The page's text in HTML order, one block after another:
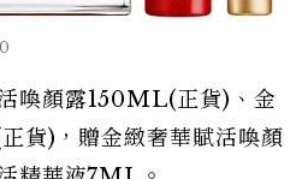
喚顏露150ML(正貨)、金
貨)，贈金緻奢華賦活喚顏